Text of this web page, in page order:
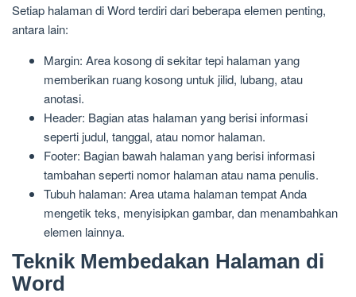
Setiap halaman di Word terdiri dari beberapa elemen penting,
antara lain:
Margin: Area kosong di sekitar tepi halaman yang
memberikan ruang kosong untuk jilid, lubang, atau
anotasi.
Header: Bagian atas halaman yang berisi informasi
seperti judul, tanggal, atau nomor halaman.
Footer: Bagian bawah halaman yang berisi informasi
tambahan seperti nomor halaman atau nama penulis.
Tubuh halaman: Area utama halaman tempat Anda
mengetik teks, menyisipkan gambar, dan menambahkan
elemen lainnya.
Teknik Membedakan Halaman di
Word